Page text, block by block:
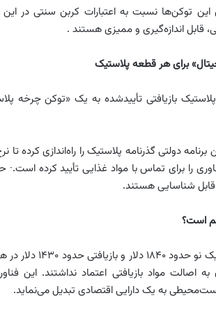
توکن‌ها نسبت به اعتبارات کربن سنتی در
قابل اندازه‌گیری و ممیزی هستند .
برای هر قطعه پلاستیک
بازیافتی تأییدشده به یک «توکن چرخه
را برای تماس با مواد غذایی تأیید کرده
قابل شناسایی هستند.
است؟
به اصالت مواد بازیافتی اعتماد نداشتند.
به یک دارایی اقتصادی تبدیل می‌نماید.